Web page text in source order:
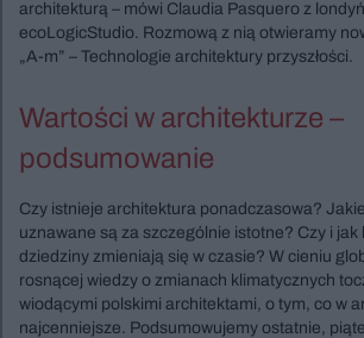
architekturą – mówi Claudia Pasquero z
ecoLogicStudio. Rozmową z nią otwieramy
„A-m” – Technologie architektury przyszłości.
Wartości w architekturze –
podsumowanie
Czy istnieje architektura ponadczasowa?
uznawane są za szczególnie istotne? Czy i jak
dziedziny zmieniają się w czasie? W cieniu
rosnącej wiedzy o zmianach klimatycznych
wiodącymi polskimi architektami, o tym, co w
najcenniejsze. Podsumowujemy ostatnie,